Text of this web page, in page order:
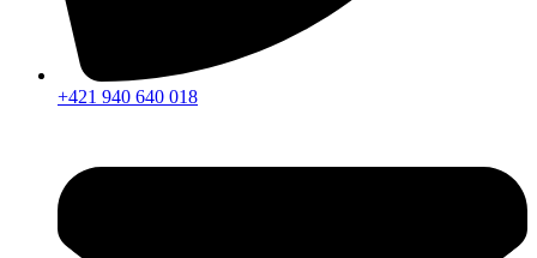
+421 940 640 018